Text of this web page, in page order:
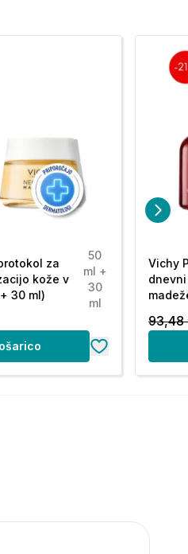
za
kože v
30 ml)
50
ml +
30
ml
Vichy
93,48